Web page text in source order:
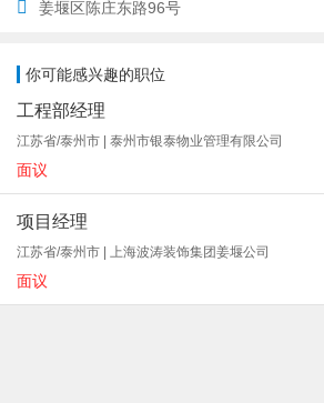
姜堰区陈庄东路96号
你可能感兴趣的职位
工程部经理
江苏省/泰州市 | 泰州市银泰物业管理有限公司
面议
项目经理
江苏省/泰州市 | 上海波涛装饰集团姜堰公司
面议